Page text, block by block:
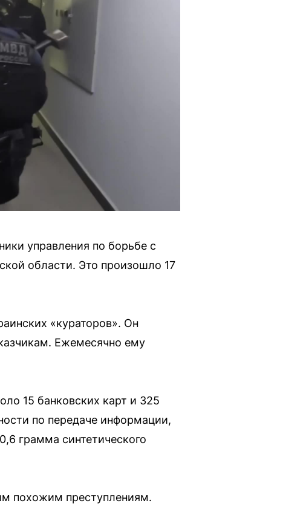
управления по борьбе с
области. Это произошло 17
«кураторов». Он
Ежемесячно ему
15 банковских карт и 325
по передаче информации,
грамма синтетического
похожим преступлениям.